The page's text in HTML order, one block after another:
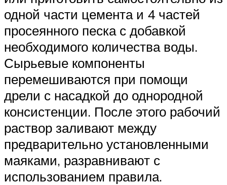
одной части цемента и 4 частей
просеянного песка с добавкой
необходимого количества воды.
Сырьевые компоненты
перемешиваются при помощи
дрели с насадкой до однородной
консистенции. После этого рабочий
раствор заливают между
предварительно установленными
маяками, разравнивают с
использованием правила.